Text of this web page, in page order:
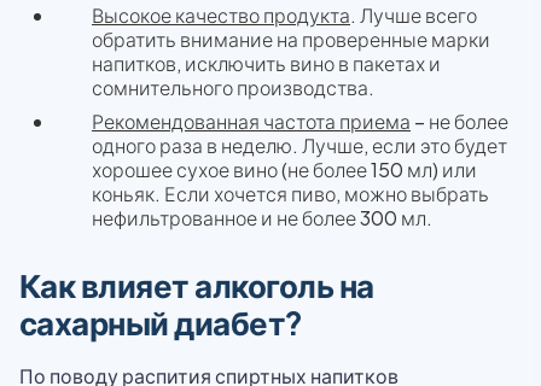
Высокое качество продукта. Лучше всего
обратить внимание на проверенные марки
напитков, исключить вино в пакетах и
сомнительного производства.
Рекомендованная частота приема – не более
одного раза в неделю. Лучше, если это будет
хорошее сухое вино (не более 150 мл) или
коньяк. Если хочется пиво, можно выбрать
нефильтрованное и не более 300 мл.
Как влияет алкоголь на
сахарный диабет?
По поводу распития спиртных напитков